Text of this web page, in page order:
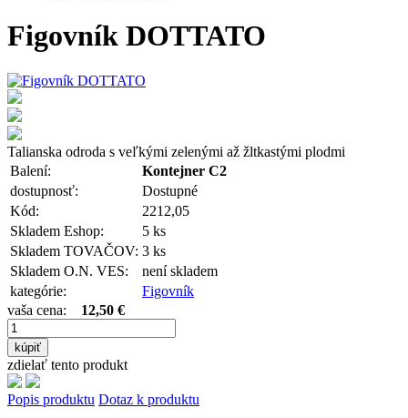
Figovník DOTTATO
Talianska odroda s veľkými zelenými až žltkastými plodmi
Balení:
Kontejner C2
dostupnosť:
Dostupné
Kód:
2212,05
Skladem Eshop:
5 ks
Skladem TOVAČOV: 3 ks
Skladem O.N. VES:
není skladem
kategórie:
Figovník
vaša cena: 12,50 €
kúpiť
zdielať tento produkt
Popis produktu Dotaz k produktu